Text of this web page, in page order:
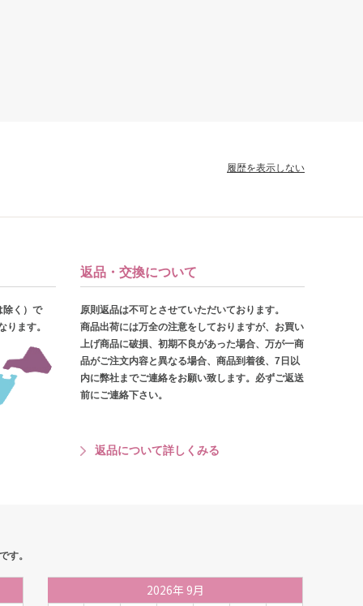
履歴を表示しない
除く）で
ります。
返品・交換について
原則返品は不可とさせていただいております。
商品出荷には万全の注意をしておりますが、お買い
上げ商品に破損、初期不良があった場合、万が一商
品がご注文内容と異なる場合、商品到着後、7日以
内に弊社までご連絡をお願い致します。必ずご返送
前にご連絡下さい。
返品について詳しくみる
す。
2026年 9月